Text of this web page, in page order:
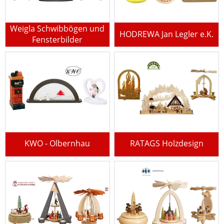
Weigla Schwibbögen und
Fensterbilder
HODREWA Jan Legler e.K.
KWO - Olbernhau RATAGS Holzdesign